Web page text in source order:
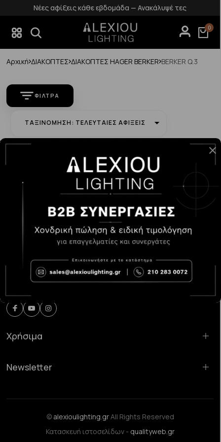
Νέες αφίξεις κάθε εβδομάδα — Ανακάλυψέ τες
0
Αρχική ΔΙΑΚΟΠΤΕΣ ΔΙΑΚΟΠΤΕΣ HAGER BERKER BERKER Q.3
ΦΊΛΤΡΑ
ΤΑΞΙΝΌΜΗΣΗ: ΤΕΛΕΥΤΑΊΕΣ ΑΦΊΞΕΙΣ
sales@alexioulighting.gr
Τηλέφωνο:210 283 0072
Χρήσιμα
Newsletter
© alexioulighting.grAll Rights Reserved
Κατασκευή ιστοσελίδων - qualityweb.gr